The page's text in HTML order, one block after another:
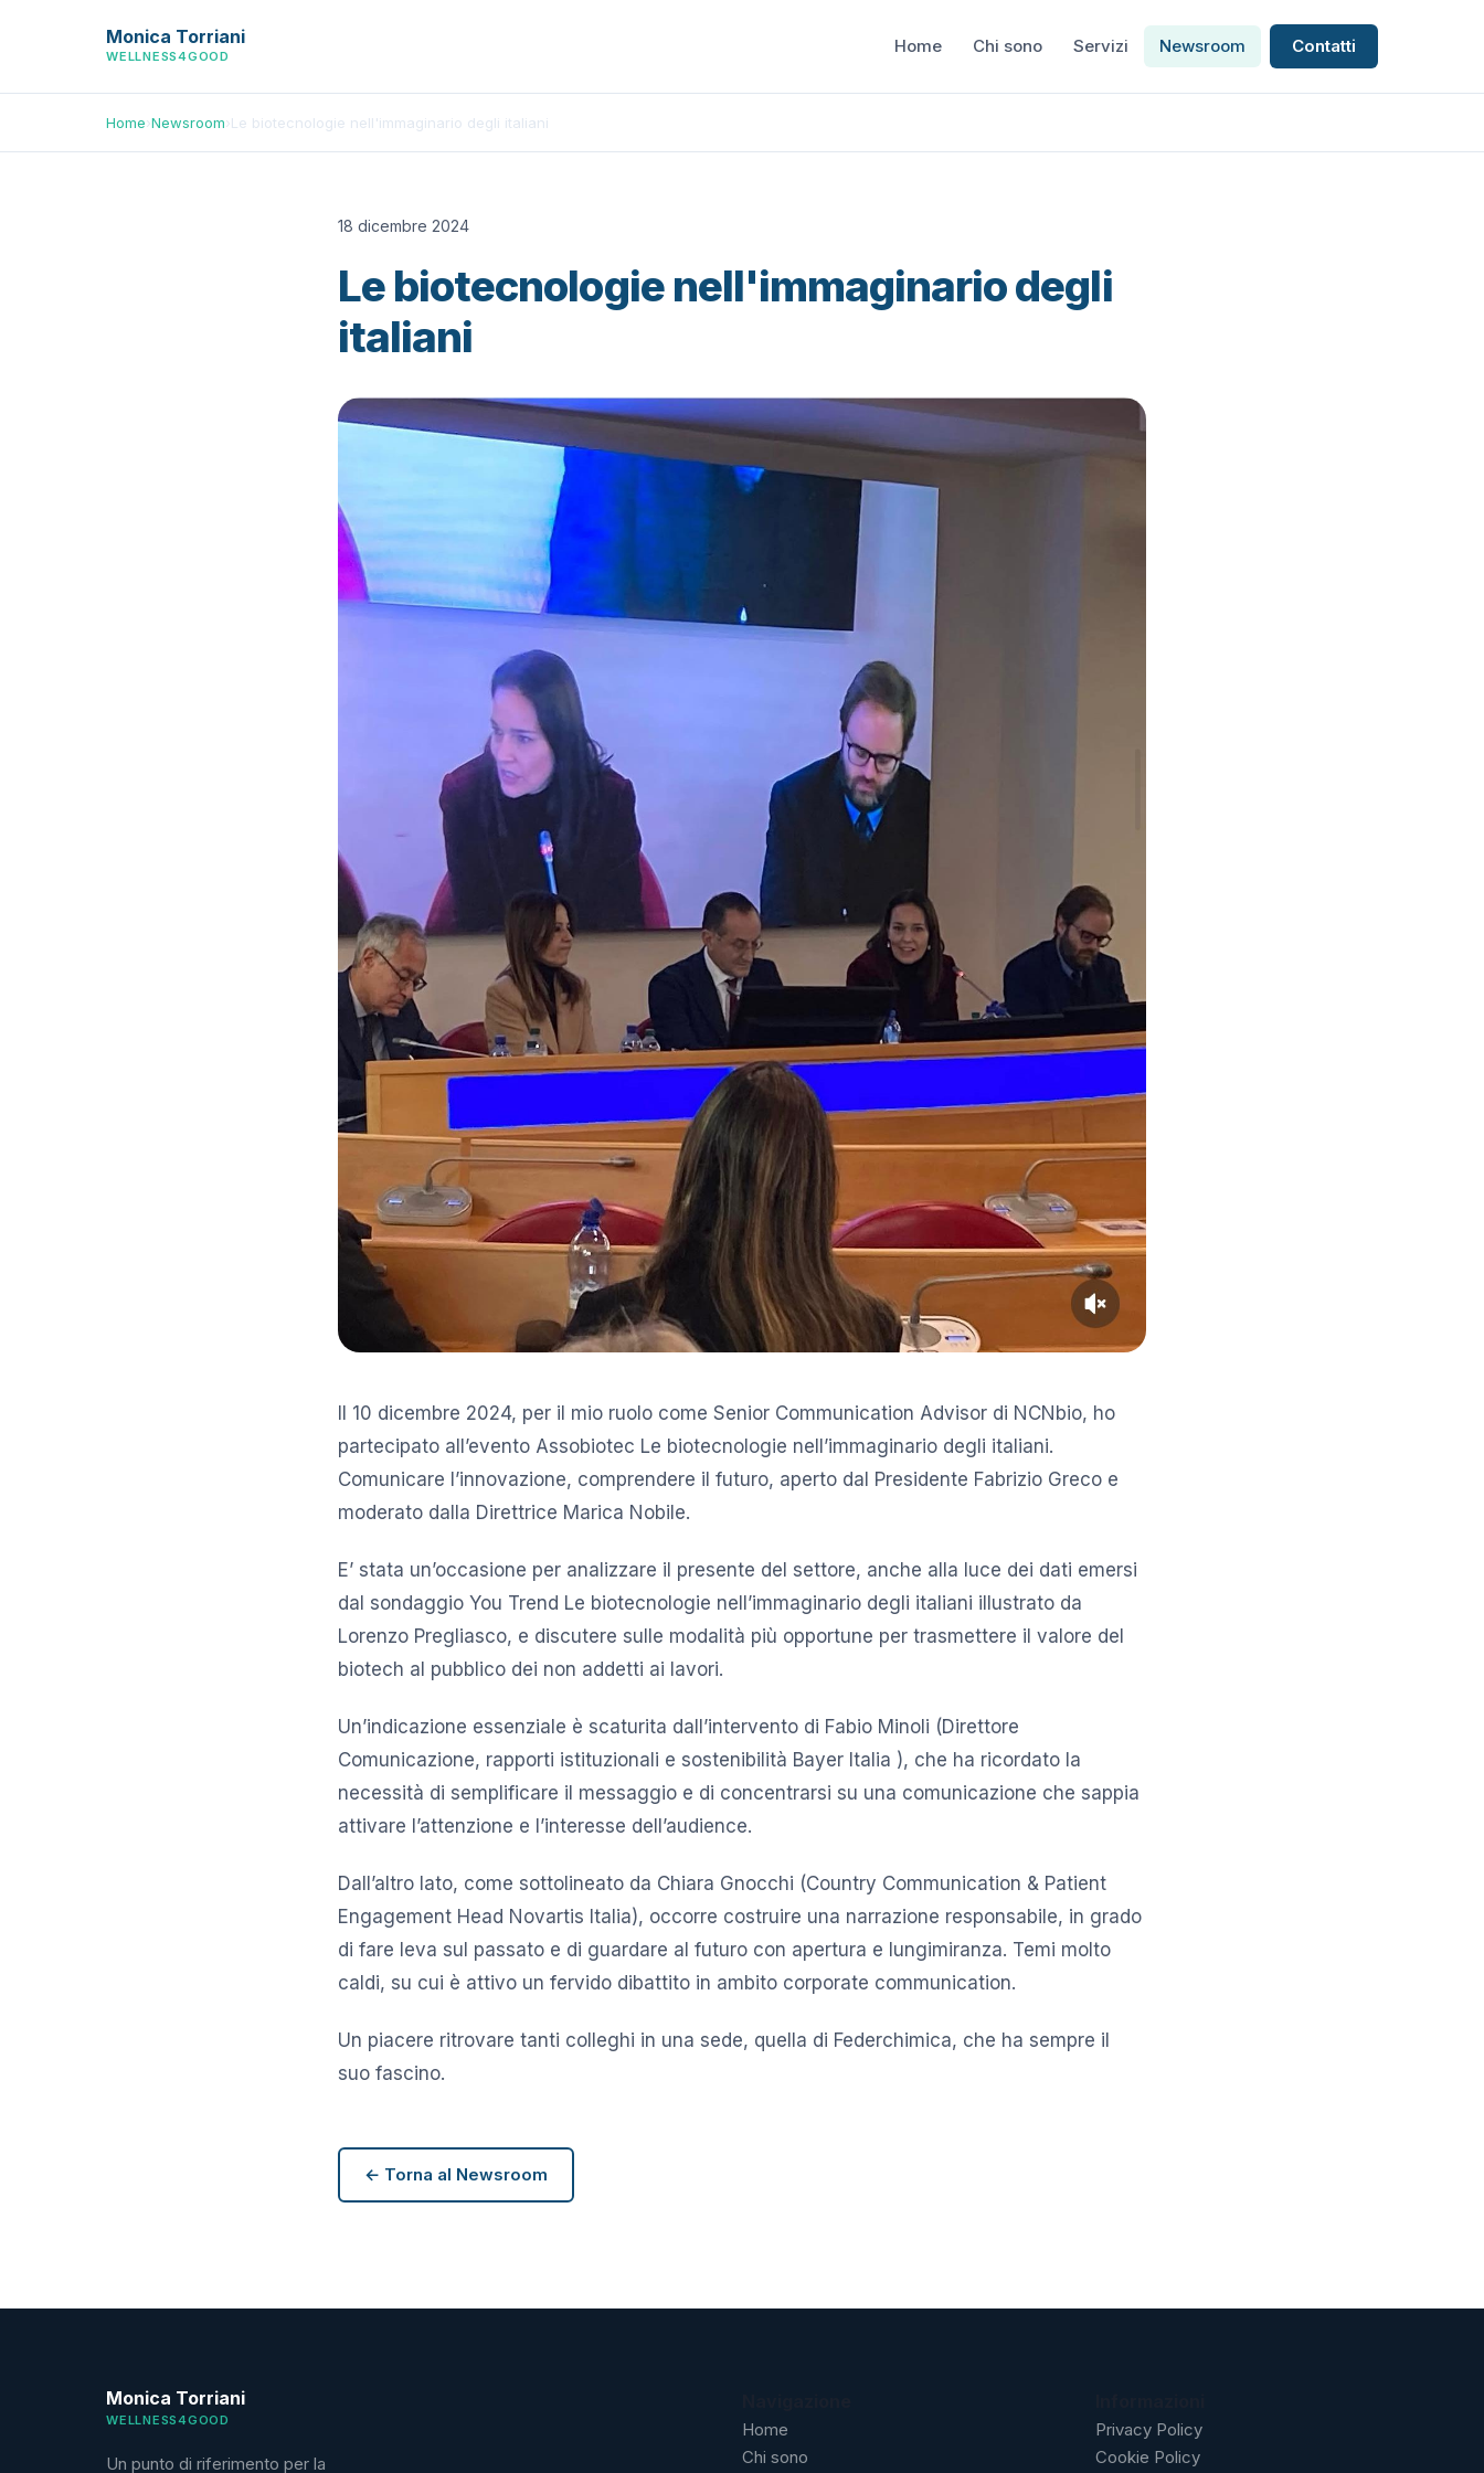
Monica Torriani
WELLNESS4GOOD Home Chi sono Servizi Newsroom Contatti
Home›Newsroom›Le biotecnologie nell'immaginario degli italiani
18 dicembre 2024
Le biotecnologie nell'immaginario degli
italiani
Il 10 dicembre 2024, per il mio ruolo come Senior Communication Advisor di NCNbio, ho
partecipato all’evento Assobiotec Le biotecnologie nell’immaginario degli italiani.
Comunicare l’innovazione, comprendere il futuro, aperto dal Presidente Fabrizio Greco e
moderato dalla Direttrice Marica Nobile.
E’ stata un’occasione per analizzare il presente del settore, anche alla luce dei dati emersi
dal sondaggio You Trend Le biotecnologie nell’immaginario degli italiani illustrato da
Lorenzo Pregliasco, e discutere sulle modalità più opportune per trasmettere il valore del
biotech al pubblico dei non addetti ai lavori.
Un’indicazione essenziale è scaturita dall’intervento di Fabio Minoli (Direttore
Comunicazione, rapporti istituzionali e sostenibilità Bayer Italia ), che ha ricordato la
necessità di semplificare il messaggio e di concentrarsi su una comunicazione che sappia
attivare l’attenzione e l’interesse dell’audience.
Dall’altro lato, come sottolineato da Chiara Gnocchi (Country Communication & Patient
Engagement Head Novartis Italia), occorre costruire una narrazione responsabile, in grado
di fare leva sul passato e di guardare al futuro con apertura e lungimiranza. Temi molto
caldi, su cui è attivo un fervido dibattito in ambito corporate communication.
Un piacere ritrovare tanti colleghi in una sede, quella di Federchimica, che ha sempre il
suo fascino.
← Torna al Newsroom
Monica Torriani
WELLNESS4GOOD
Un punto di riferimento per la
Home
Chi sono
Privacy Policy
Cookie Policy